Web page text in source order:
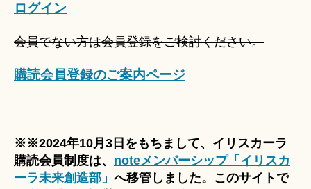
ログイン
会員でない方は会員登録をご検討ください。
購読会員登録のご案内ページ
※※2024年10月3日をもちまして、イリスカーラ
購読会員制度は、 noteメンバーシップ「イリスカ
ーラ未来創造部」 へ移管しました。このサイトで